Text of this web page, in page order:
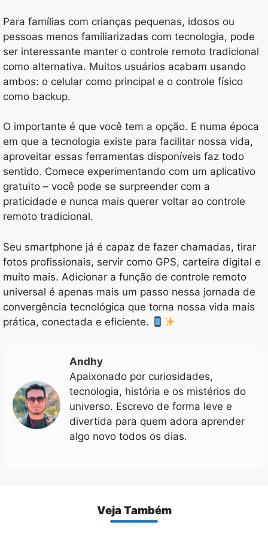
Para famílias com crianças pequenas, idosos ou
pessoas menos familiarizadas com tecnologia, pode
ser interessante manter o controle remoto tradicional
como alternativa. Muitos usuários acabam usando
ambos: o celular como principal e o controle físico
como backup.
O importante é que você tem a opção. E numa época
em que a tecnologia existe para facilitar nossa vida,
aproveitar essas ferramentas disponíveis faz todo
sentido. Comece experimentando com um aplicativo
gratuito – você pode se surpreender com a
praticidade e nunca mais querer voltar ao controle
remoto tradicional.
Seu smartphone já é capaz de fazer chamadas, tirar
fotos profissionais, servir como GPS, carteira digital e
muito mais. Adicionar a função de controle remoto
universal é apenas mais um passo nessa jornada de
convergência tecnológica que torna nossa vida mais
prática, conectada e eficiente.
Andhy
Apaixonado por curiosidades,
tecnologia, história e os mistérios do
universo. Escrevo de forma leve e
divertida para quem adora aprender
algo novo todos os dias.
Veja Também